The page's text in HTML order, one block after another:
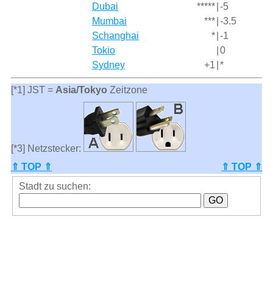
Dubai
***** -5
Mumbai
*** -3.5
Schanghai
* -1
Tokio
0
Sydney
+1 *
[*1] JST = Asia/Tokyo Zeitzone
[*3] Netzstecker:
⇑ TOP ⇑
⇑ TOP ⇑
Stadt zu suchen: